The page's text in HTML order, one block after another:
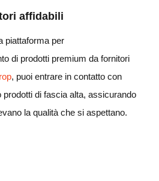
affidabili
piattaforma per
di prodotti premium da fornitori
, puoi entrare in contatto con
prodotti di fascia alta, assicurando
la qualità che si aspettano.